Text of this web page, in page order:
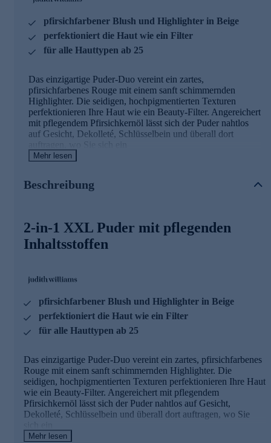
pfirsichfarbener Blush und Highlighter in Beige
perfektioniert die Haut wie ein Filter
für alle Hauttypen ab 25
Das einzigartige Puder-Duo vereint ein zartes,
pfirsichfarbenes Rouge mit einem sanft schimmernden
Highlighter. Die seidigen, hochpigmentierten Texturen
perfektionieren Ihre Haut wie ein Beauty-Filter. Angereichert
mit pflegendem Pfirsichkernöl lässt sich der Puder nahtlos
auf Gesicht, Dekolleté, Schlüsselbein und überall dort
makelloses Finish wünschen. Die Haut wird hydratisiert,
Die Hauptinhaltsstoffe und ihre Wirkung
trockene Haut. Es verfügt über eine antioxidative
Wirkung dank Vitamin A und hinterlässt ein
geschmeidiges und angenehmes Hautgefühl.
feiner Linien und Fältchen minimieren, die langfristige
Barrierefunktion der Haut aus.
Vitamin Ehilft, die Haut feucht und geschmeidig zu
regeneriert und beruhigt die Haut.
Für einen frischen und strahlenden Teint den ganzen
Tag jetzt online bestellen.
Mehr lesen
Beschreibung
2-in-1 XXL Puder mit pflegenden
Inhaltsstoffen
pfirsichfarbener Blush und Highlighter in Beige
perfektioniert die Haut wie ein Filter
für alle Hauttypen ab 25
Das einzigartige Puder-Duo vereint ein zartes, pfirsichfarbenes
Rouge mit einem sanft schimmernden Highlighter. Die
seidigen, hochpigmentierten Texturen perfektionieren Ihre Haut
wie ein Beauty-Filter. Angereichert mit pflegendem
Pfirsichkernöl lässt sich der Puder nahtlos auf Gesicht,
Dekolleté, Schlüsselbein und überall dort auftragen, wo Sie
makelloses Finish wünschen. Die Haut wird hydratisiert,
Mehr lesen